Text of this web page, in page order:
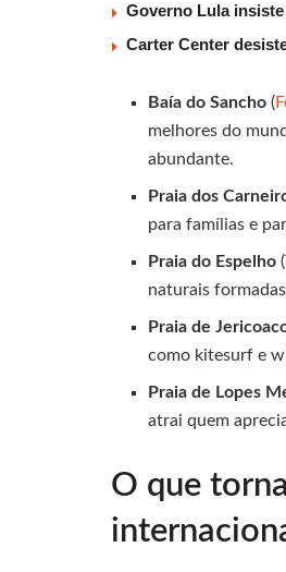
Governo Lula
Carter Center
Baía do Sancho (
melhores do
abundante.
Praia dos
para famílias e
Praia do Espelho
naturais
Praia de
como kitesurf e
Praia de Lopes
atrai quem
O que